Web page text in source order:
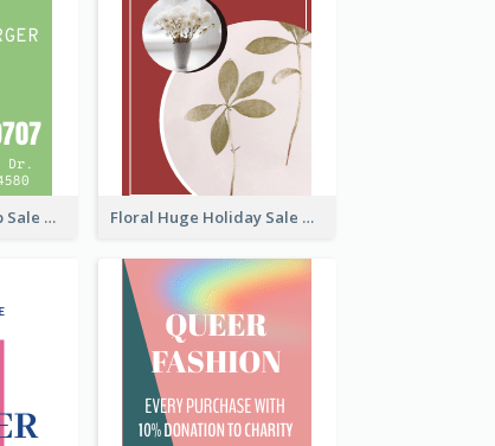
Vegan Tortilla Wrap Sale Wide Skyscraper Banner Floral Huge Holiday Sale Wide Skyscraper Banner